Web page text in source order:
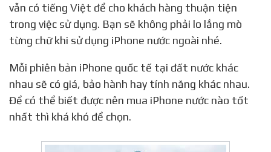
vẫn có tiếng Việt để cho khách hàng thuận tiện
trong việc sử dụng. Bạn sẽ không phải lo lắng mò
từng chữ khi sử dụng iPhone nước ngoài nhé.
Mỗi phiên bản iPhone quốc tế tại đất nước khác
nhau sẽ có giá, bảo hành hay tính năng khác nhau.
Để có thể biết được nên mua iPhone nước nào tốt
nhất thì khá khó để chọn.